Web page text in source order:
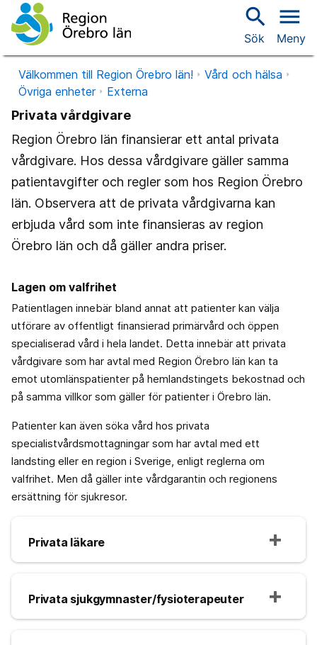
search
Sök
menu
Meny
Välkommen till Region Örebro län!
Vård och hälsa
Övriga enheter
Externa
Privata vårdgivare
Region Örebro län finansierar ett antal privata
vårdgivare. Hos dessa vårdgivare gäller samma
patientavgifter och regler som hos Region Örebro
län. Observera att de privata vårdgivarna kan
erbjuda vård som inte finansieras av region
Örebro län och då gäller andra priser.
Lagen om valfrihet
Patientlagen innebär bland annat att patienter kan välja
utförare av offentligt finansierad primärvård och öppen
specialiserad vård i hela landet. Detta innebär att privata
vårdgivare som har avtal med Region Örebro län kan ta
emot utomlänspatienter på hemlandstingets bekostnad och
på samma villkor som gäller för patienter i Örebro län.
Patienter kan även söka vård hos privata
specialistvårdsmottagningar som har avtal med ett
landsting eller en region i Sverige, enligt reglerna om
valfrihet. Men då gäller inte vårdgarantin och regionens
ersättning för sjukresor.
Privata läkare
Privata sjukgymnaster/fysioterapeuter